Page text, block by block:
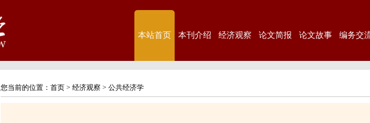
本站首页 本刊介绍 经济观察 论文简报 论文故事 编务交
您当前的位置： 首页 > 经济观察 > 公共经济学